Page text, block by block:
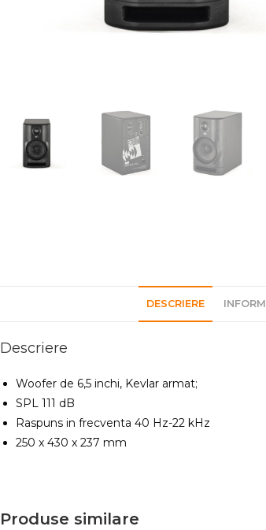
DESCRIERE
Descriere
Woofer de 6,5 inchi, Kevlar armat;
SPL 111 dB
Raspuns in frecventa 40 Hz-22 kHz
250 x 430 x 237 mm
Produse similare